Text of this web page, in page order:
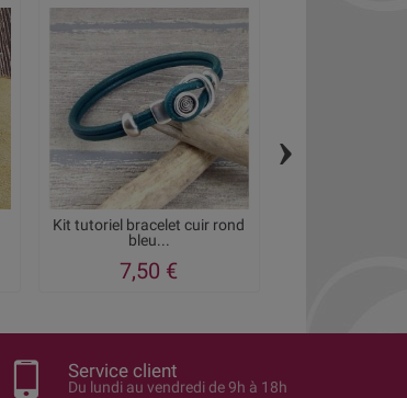
Kit tutoriel bracelet cuir rond
bleu...
7,50 €
›
Service client
Du lundi au vendredi de 9h à 18h